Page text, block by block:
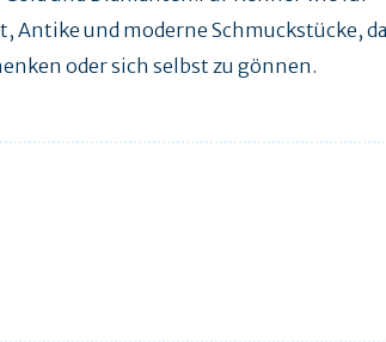
Antike und moderne Schmuckstücke,
oder sich selbst zu gönnen.